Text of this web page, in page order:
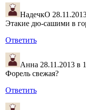
НадечкО
Этакие дю-сашими в
Ответить
Анна 28.11.2013 в
Форель свежая?
Ответить